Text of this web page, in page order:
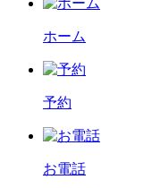
ホーム
予約
お電話